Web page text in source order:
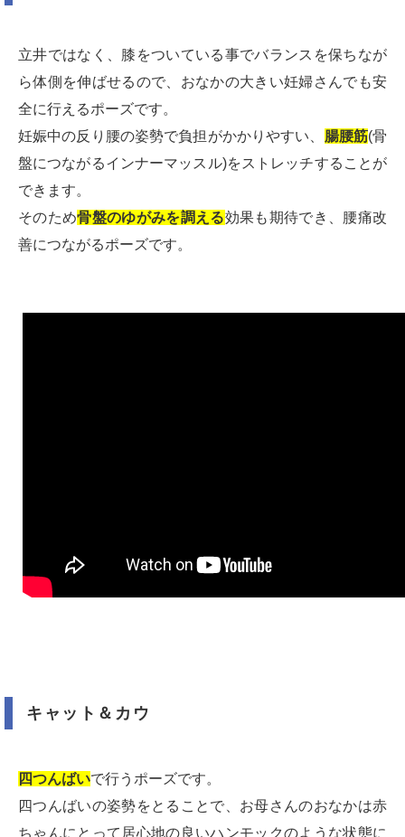
立井ではなく、膝をついている事でバランスを保ちなが
ら体側を伸ばせるので、おなかの大きい妊婦さんでも安
全に行えるポーズです。
妊娠中の反り腰の姿勢で負担がかかりやすい、 腸腰筋(骨
盤につながるインナーマッスル)をストレッチすることが
できます。
そのため骨盤のゆがみを調える効果も期待でき、腰痛改
善につながるポーズです。
キャット＆カウ
四つんばいで行うポーズです。
四つんばいの姿勢をとることで、お母さんのおなかは赤
ちゃんにとって居心地の良いハンモックのような状態に